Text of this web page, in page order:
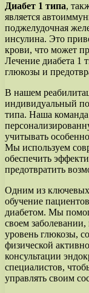
Диабет 1 типа,
является
поджелудочная
инсулина. Это
крови, что может
Лечение диабета 1
глюкозы и
В нашем
индивидуальный
типа. Наша
учитывать
Мы используем
обеспечить
предотвратить
Одним из ключевых
обучение
диабетом. Мы
своем
уровень глюкозы,
физической
консультации
специалистов,
управлять своим